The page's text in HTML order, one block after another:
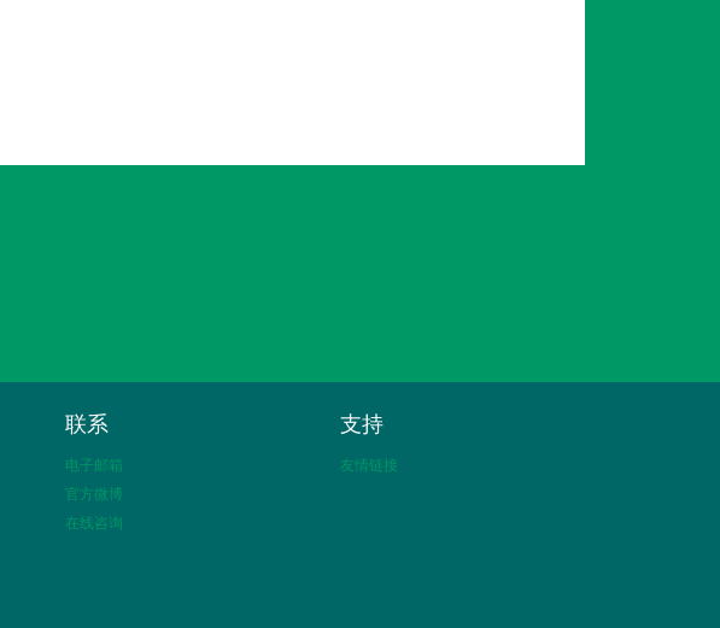
联系
电子邮箱
官方微博
在线咨询
支持
友情链接